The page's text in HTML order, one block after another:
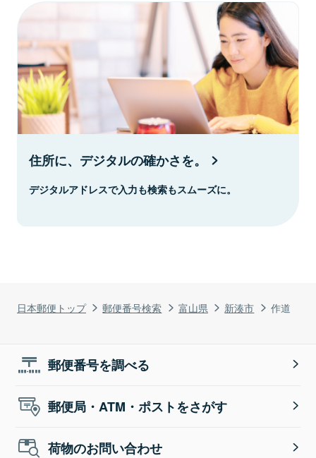
日本郵便トップ 郵便番号検索 富山県 新湊市 作道
住所に、デジタルの確かさを。
デジタルアドレスで入力も検索もスムーズに。
郵便番号を調べる
郵便局・ATM・ポストをさがす
荷物のお問い合わせ